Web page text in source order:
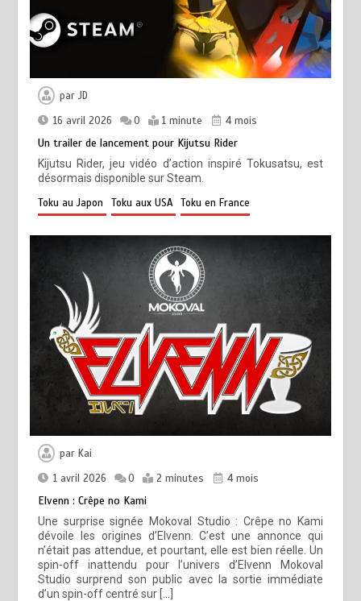
parJD
16 avril 2026
0 1 minute 4 mois
Un trailer de lancement pour Kijutsu Rider
Kijutsu Rider, jeu vidéo d’action inspiré Tokusatsu, est
désormais disponible sur Steam.
Toku au Japon
Toku aux USA Toku en France
par Kai
1 avril 2026
0 2 minutes 4 mois
Elvenn : Crêpe no Kami
Une surprise signée Mokoval Studio : Crêpe no Kami
dévoile les origines d’Elvenn. C’est une annonce qui
n’était pas attendue, et pourtant, elle est bien réelle. Un
spin-off inattendu pour l’univers d’Elvenn Mokoval
Studio surprend son public avec la sortie immédiate
d’un spin-off centré sur […]